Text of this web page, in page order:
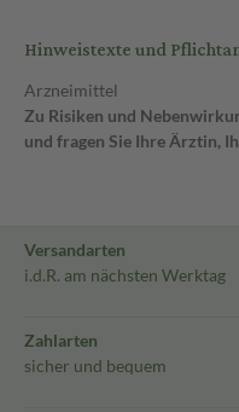
Hinweistexte und
Arzneimittel
Zu Risiken und
und fragen Sie Ihre Ärztin,
Versandarten
i.d.R. am nächsten Werktag
Zahlarten
sicher und bequem